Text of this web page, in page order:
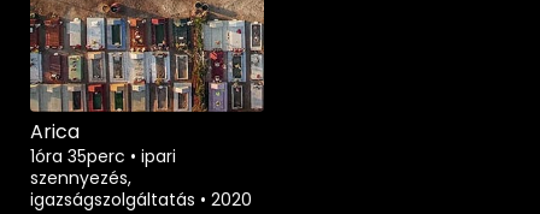
Arica
1óra 35perc • ipari
szennyezés,
igazságszolgáltatás • 2020